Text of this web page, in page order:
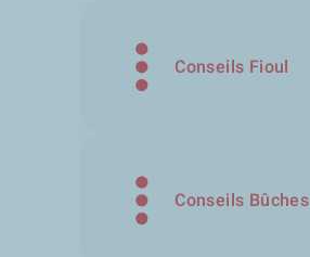
Conseils Fioul
Conseils Bûches